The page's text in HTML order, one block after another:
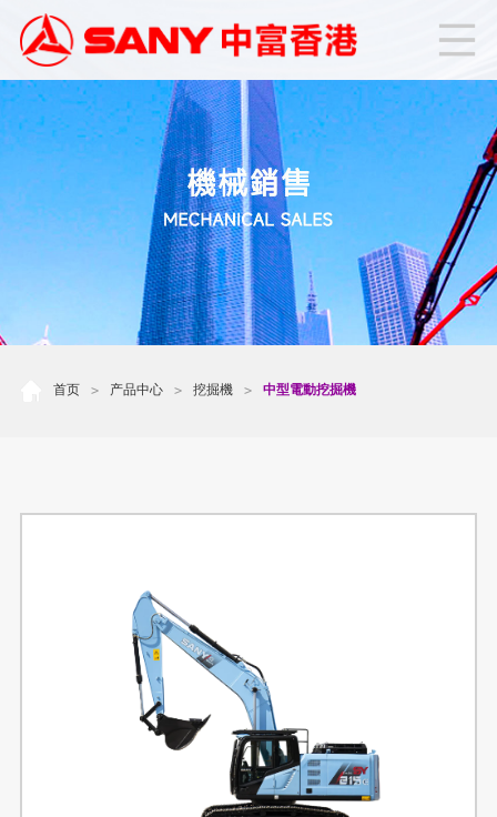
首页 > 产品中心 > 挖掘機 > 中型電動挖掘機